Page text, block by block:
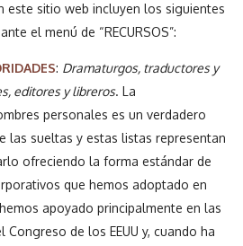
este sitio web incluyen los siguientes
el menú de “RECURSOS”:
: Dramaturgos, traductores y
editores y libreros. La
personales es un verdadero
las sueltas y estas listas representan
ofreciendo la forma estándar de
que hemos adoptado en
apoyado principalmente en las
de los EEUU y, cuando ha